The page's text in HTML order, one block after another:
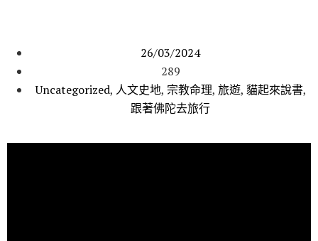
26/03/2024
289
Uncategorized, 人文史地, 宗教命理, 旅遊, 貓起來說書,
跟著佛陀去旅行